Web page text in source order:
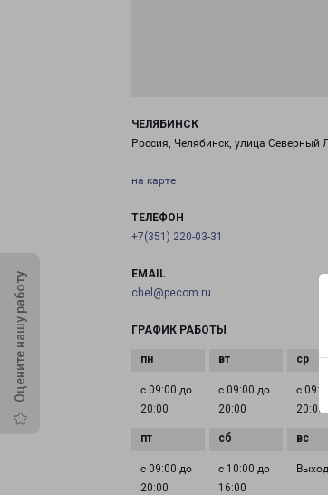
Оцените нашу работу
ЧЕЛЯБИНСК
Россия, Челябинск, улица Северный
на карте
ТЕЛЕФОН
+7(351) 220-03-31
EMAIL
chel@pecom.ru
ГРАФИК РАБОТЫ
с 09:00 до
20:00
с 09:00 до
20:00
с
20:00
с 09:00 до
20:00
с 10:00 до
16:00